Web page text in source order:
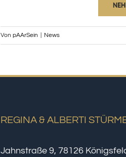
Von pAArSein News
REGINA & ALBERTI
Jahnstraße 9, 78126